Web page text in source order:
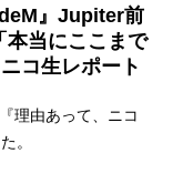
』Jupiter前
本当にここまで
コ生レポート
理由あって、ニコ
。